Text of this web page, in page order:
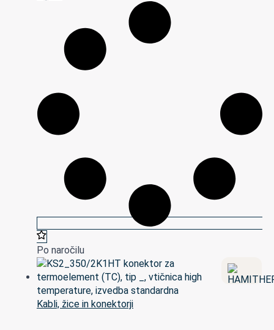
Po naročilu
Kabli, žice in konektorji